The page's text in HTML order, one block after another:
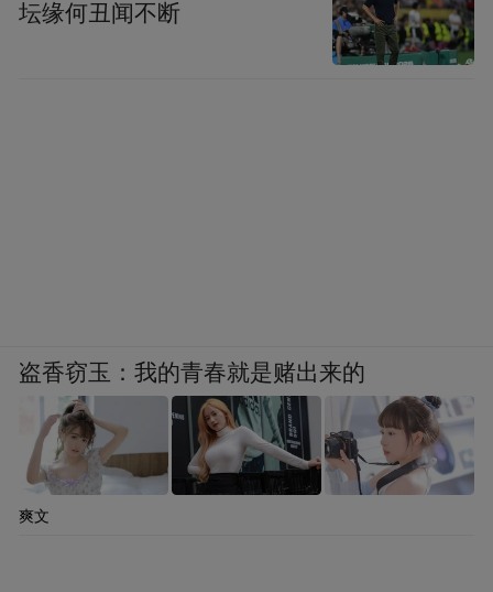
坛缘何丑闻不断
盗香窃玉：我的青春就是赌出来的
爽文